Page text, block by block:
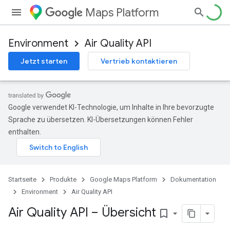
Maps Platform
Environment Air Quality API
Jetzt starten Vertrieb kontaktieren
Google verwendet KI-Technologie, um Inhalte in Ihre bevorzugte
Sprache zu übersetzen. KI-Übersetzungen können Fehler
enthalten.
Startseite Produkte Google Maps Platform
Dokumentation
Environment
Air Quality API
Air Quality API – Übersicht bookmark_border